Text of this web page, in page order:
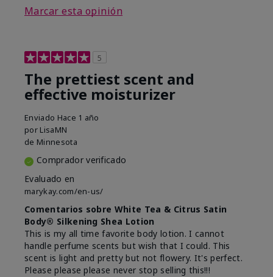
Marcar esta opinión
5
The prettiest scent and
effective moisturizer
Enviado Hace 1 año
por LisaMN
de Minnesota
Comprador verificado
Evaluado en
marykay.com/en-us/
Comentarios sobre White Tea & Citrus Satin
Body® Silkening Shea Lotion
This is my all time favorite body lotion. I cannot
handle perfume scents but wish that I could. This
scent is light and pretty but not flowery. It's perfect.
Please please please never stop selling this!!!